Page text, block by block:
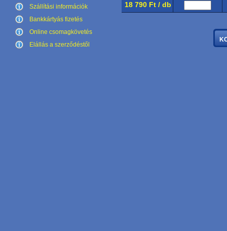
Szállítási információk
Bankkártyás fizetés
Online csomagkövetés
Elállás a szerződéstől
18 790 Ft / db